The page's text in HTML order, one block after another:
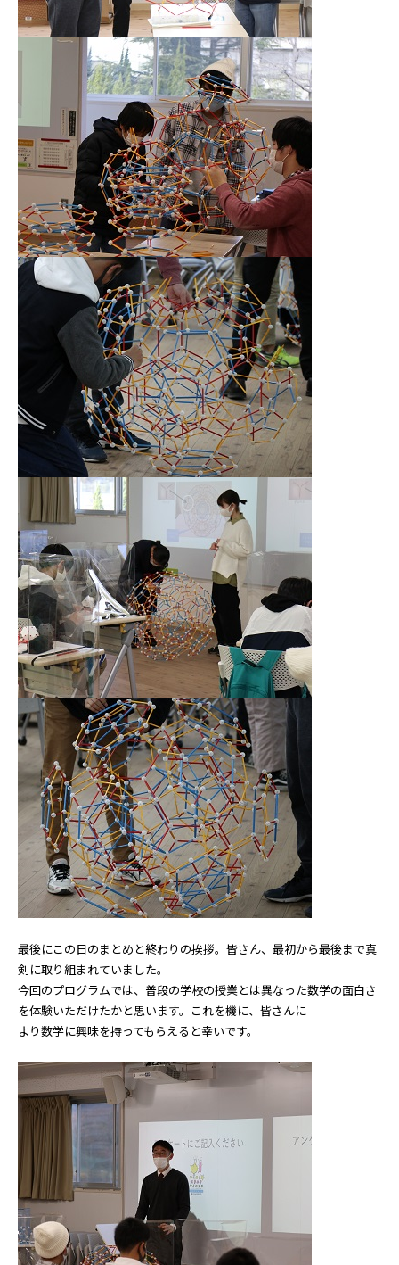
最後にこの日のまとめと終わりの挨拶。皆さん、最初から最後まで真
剣に取り組まれていました。
今回のプログラムでは、普段の学校の授業とは異なった数学の面白さ
を体験いただけたかと思います。これを機に、皆さんに
より数学に興味を持ってもらえると幸いです。